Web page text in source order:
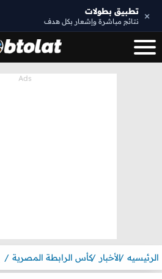
× تطبيق بطولات
نتائج مباشرة وإشعار بكل هدف
الرئيسيه الأخبار كأس الرابطة المصرية